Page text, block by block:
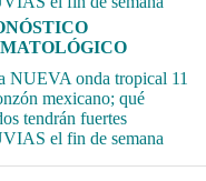
NUEVA onda tropical 11
mexicano; qué
tendrán fuertes
el fin de semana